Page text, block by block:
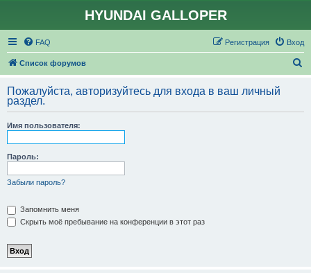
HYUNDAI GALLOPER
FAQ Вход
Регистрация
Список форумов
с
Пожалуйста, авторизуйтесь для входа в ваш личный
раздел.
Имя пользователя:
Пароль:
Забыли пароль?
Запомнить меня
Скрыть моё пребывание на конференции в этот раз